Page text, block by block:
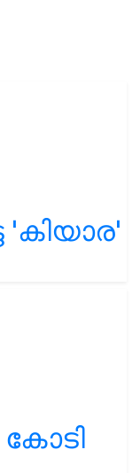
'കിയാര'